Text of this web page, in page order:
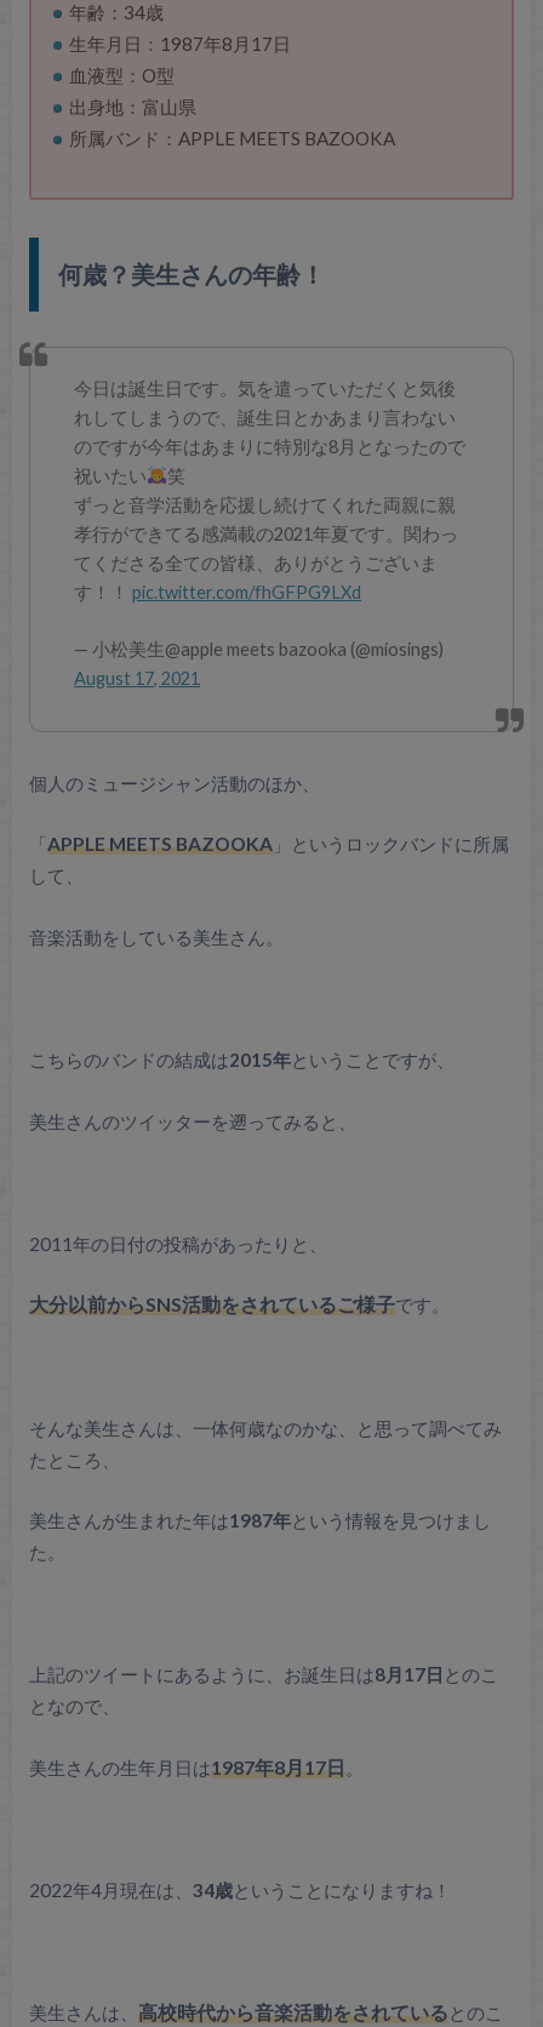
年齢：34歳
生年月日：1987年8月17日
血液型：O型
出身地：富山県
所属バンド：APPLE MEETS BAZOOKA
何歳？美生さんの年齢！
今日は誕生日です。気を遣っていただくと気後
れしてしまうので、誕生日とかあまり言わない
のですが今年はあまりに特別な8月となったので
祝いたい
笑
ずっと音学活動を応援し続けてくれた両親に親
孝行ができてる感満載の2021年夏です。関わっ
てくださる全ての皆様、ありがとうございま
す！！pic.twitter.com/fhGFPG9LXd
— 小松美生@apple meets bazooka (@miosings)
August 17, 2021
個人のミュージシャン活動のほか、
「APPLE MEETS BAZOOKA」というロックバンドに所属
して、
音楽活動をしている美生さん。
こちらのバンドの結成は2015年ということですが、
美生さんのツイッターを遡ってみると、
2011年の日付の投稿があったりと、
大分以前からSNS活動をされているご様子です。
そんな美生さんは、一体何歳なのかな、と思って調べてみ
たところ、
美生さんが生まれた年は1987年という情報を見つけまし
た。
上記のツイートにあるように、お誕生日は8月17日 とのこ
となので、
美生さんの生年月日は1987年8月17日。
2022年4月現在は、 34歳ということになりますね！
美生さんは、 高校時代から音楽活動をされているとのこ